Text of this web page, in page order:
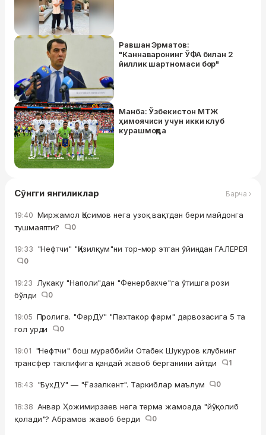
Равшан Эрматов:
"Каннаваронинг ЎФА билан 2
йиллик шартномаси бор"
Манба: Ўзбекистон МТЖ
ҳимоячиси учун икки клуб
курашмоқда
Сўнгги янгиликлар Барча ›
19:40 Миржамол Қосимов нега узоқ вақтдан бери майдонга
тушмаяпти?
0
19:33 "Нефтчи" "Қизилқум"ни тор-мор этган ўйиндан ГАЛЕРЕЯ
0
19:23
Лукаку "Наполи"дан "Фенербахче"га ўтишга рози
бўлди
0
19:05 Пролига. "ФарДУ" "Пахтакор фарм" дарвозасига 5 та
гол урди
0
19:01 "Нефтчи" бош мураббийи Отабек Шукуров клубнинг
трансфер таклифига қандай жавоб берганини айтди
1
18:43 "БухДУ" — "Ғазалкент". Таркиблар маълум 0
18:38 Анвар Ҳожимирзаев нега терма жамоада "йўқолиб
қолади"? Абрамов жавоб берди
0